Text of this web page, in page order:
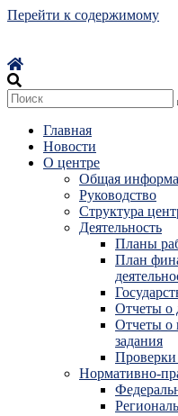
Перейти к содержимому
Главная
Новости
О центре
Общая
Руководство
Структура
Деятельность
Планы
План
Отчеты о
Отчеты о
задания
Нормативно-